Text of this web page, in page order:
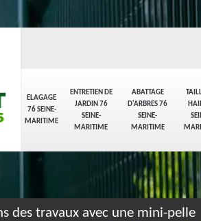
ELAGAGE
76 SEINE-
MARITIME
ENTRETIEN DE
JARDIN 76
SEINE-
MARITIME
ABATTAGE
D'ARBRES 76
SEINE-
MARITIME
des travaux avec une mini-pelle